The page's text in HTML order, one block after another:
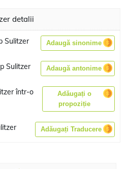
detalii
Sulitzer Adaugă sinonime
Sulitzer Adaugă antonime
într-o
Adăugați o
propoziție
Adăugați Traducere